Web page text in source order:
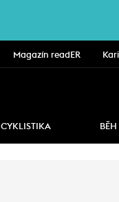
Magazín readER
CYKLISTIKA BĚH